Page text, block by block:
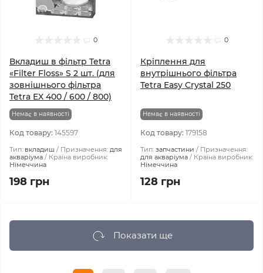
0
Вкладиш в фільтр Tetra
«Filter Floss» S 2 шт. (для
зовнішнього фільтра
Tetra EX 400 / 600 / 800)
Немає в наявності
Код товару: 145597
Тип: вкладиш Призначення: для
акваріума
Країна виробник:
Німеччина
198 грн
0
Кріплення для
внутрішнього фільтра
Tetra Easy Crystal 250
Немає в наявності
Код товару: 179158
Тип: запчастини
Призначення:
для акваріума
Країна виробник:
Німеччина
128 грн
Показати ще